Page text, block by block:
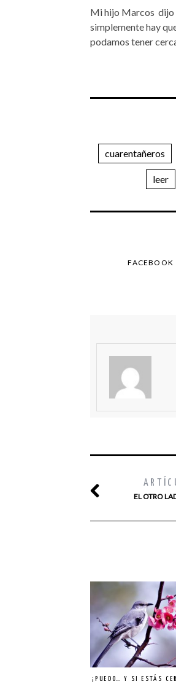
Mi hijo Marcos dijo
simplemente hay
podamos tener
cuarentañeros
leer
FACEBOOK
EL OTRO
¡PUEDO… Y SI ESTÁS